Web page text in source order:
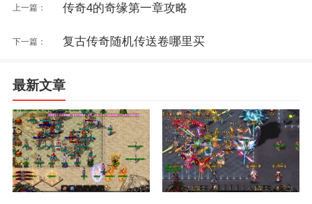
上一篇： 传奇4的奇缘第一章攻略
下一篇： 复古传奇随机传送卷哪里买
最新文章